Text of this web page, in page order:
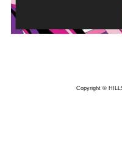
Copyright ©